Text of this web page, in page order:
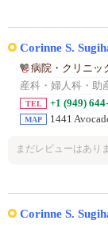
Corinne S.
病院・クリニッ
産科・婦人科・助
TEL +1 (949)
MAP 1441
まだレビューはあり
Corinne S.